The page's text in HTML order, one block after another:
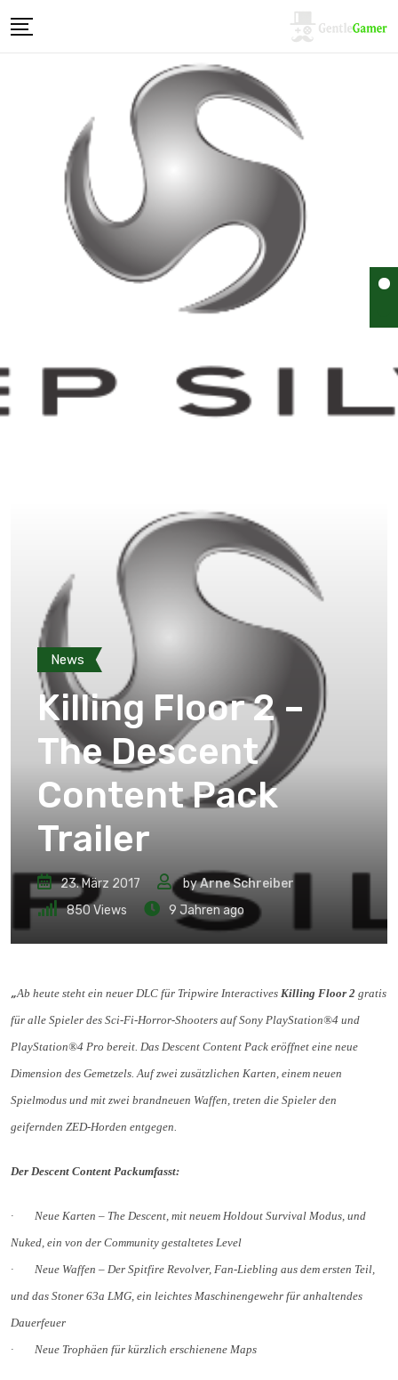
News
Killing Floor 2 –
The Descent
Content Pack
Trailer
23. März 2017 byArne Schreiber
850 Views 9 Jahren ago
„Ab heute steht ein neuer DLC für Tripwire Interactives Killing Floor 2 gratis
für alle Spieler des Sci-Fi-Horror-Shooters auf Sony PlayStation®4 und
PlayStation®4 Pro bereit. Das Descent Content Pack eröffnet eine neue
Dimension des Gemetzels. Auf zwei zusätzlichen Karten, einem neuen
Spielmodus und mit zwei brandneuen Waffen, treten die Spieler den
geifernden ZED-Horden entgegen.
Der Descent Content Packumfasst:
· Neue Karten – The Descent, mit neuem Holdout Survival Modus, und
Nuked, ein von der Community gestaltetes Level
· Neue Waffen – Der Spitfire Revolver, Fan-Liebling aus dem ersten Teil,
und das Stoner 63a LMG, ein leichtes Maschinengewehr für anhaltendes
Dauerfeuer
· Neue Trophäen für kürzlich erschienene Maps